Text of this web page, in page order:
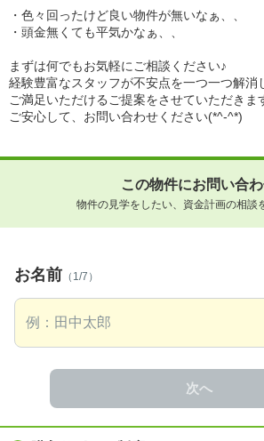
・色々回ったけど良い物件が無いなぁ、、
・頭金無くても平気かなぁ、、
まずは何でもお気軽にご相談ください♪
経験豊富なスタッフが不安点を一つ一つ解消
ご満足いただけるご提案をさせていただきま
ご安心して、お問い合わせください(*^-^*)
この物件にお問い合
物件の見学をしたい、資金計画の相談
お名前 （1/7）
次へ